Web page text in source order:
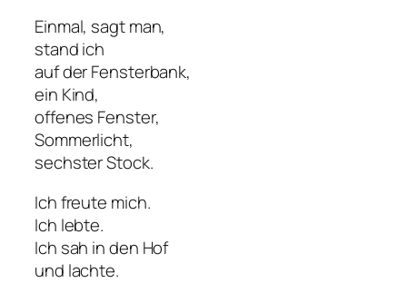
Einmal, sagt man,
stand ich
auf der Fensterbank,
ein Kind,
offenes Fenster,
Sommerlicht,
sechster Stock.
Ich freute mich.
Ich lebte.
Ich sah in den Hof
und lachte.